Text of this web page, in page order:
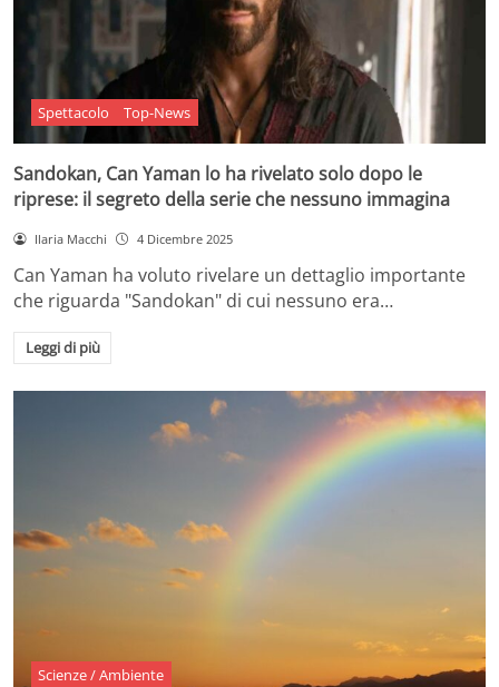
Spettacolo Top-News
Sandokan, Can Yaman lo ha rivelato solo dopo le
riprese: il segreto della serie che nessuno immagina
Ilaria Macchi 4 Dicembre 2025
Can Yaman ha voluto rivelare un dettaglio importante
che riguarda "Sandokan" di cui nessuno era…
Leggi di più
Scienze / Ambiente